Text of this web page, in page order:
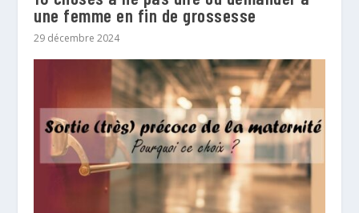
une femme en fin de grossesse
29 décembre 2024